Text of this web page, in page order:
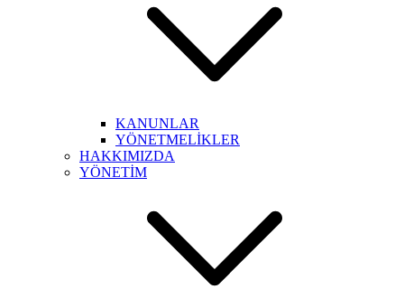
KANUNLAR
YÖNETMELİKLER
HAKKIMIZDA
YÖNETİM